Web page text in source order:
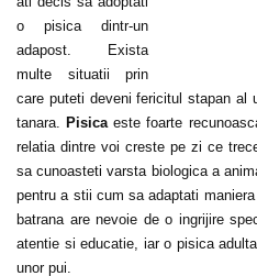
o pisica dintr-un
adapost. Exista
multe situatii prin
care puteti deveni fericitul stapan al
tanara. Pisicaeste foarte
relatia dintre voi creste pe zi ce
sa cunoasteti varsta biologica a
pentru a stii cum sa adaptati
batrana are nevoie de o ingrijire
atentie si educatie, iar o pisica
unor pui.